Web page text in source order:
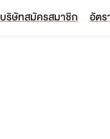
บริษัทสมัครสมาชิก อัตร